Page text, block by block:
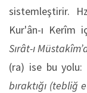
sistemleştirir.
Kur'ân-ı Kerîm
Sırât-ı
(ra) ise bu yolu:
bıraktığı (tebliğ